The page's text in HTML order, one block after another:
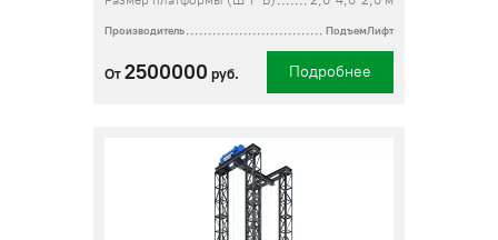
Производитель ПодъемЛифт
От 2500000 руб. Подробнее